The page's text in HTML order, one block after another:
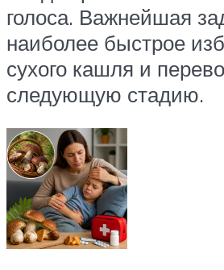
голоса. Важнейшая
наиболее быстрое
сухого кашля и
следующую стадию.